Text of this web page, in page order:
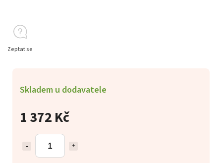
1 372 Kč
Skladem u dodavatele
Zeptat se